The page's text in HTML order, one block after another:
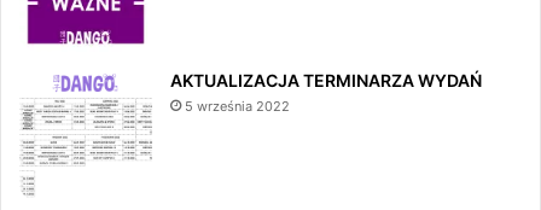
AKTUALIZACJA TERMINARZA WYDAŃ
5 września 2022